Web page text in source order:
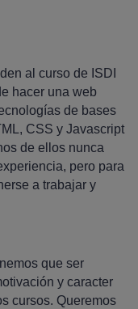
al curso de ISDI
hacer una web
de bases
CSS y Javascript
de ellos nunca
pero para
a trabajar y
que ser
y caracter
cursos. Queremos